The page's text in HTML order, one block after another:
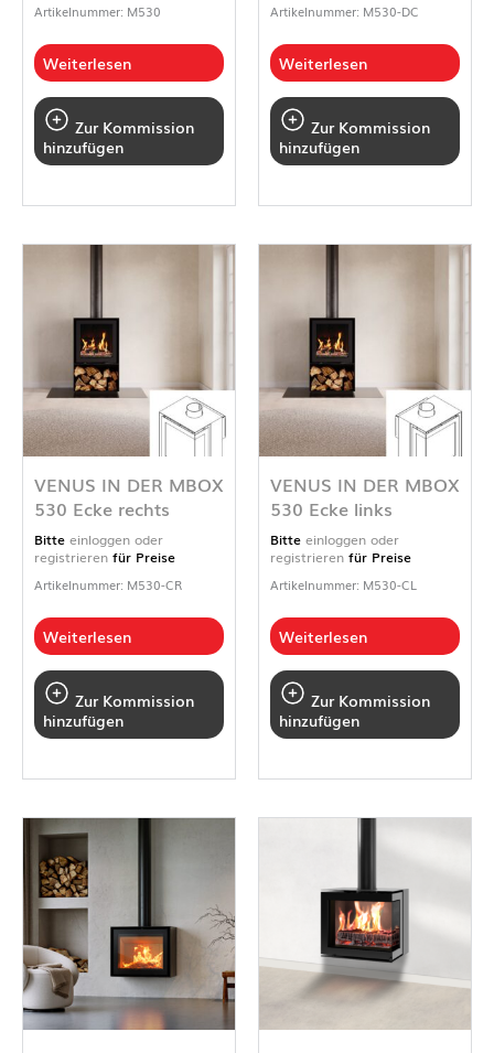
Artikelnummer: M530
Weiterlesen
Zur Kommission
hinzufügen
Artikelnummer: M530-DC
Weiterlesen
Zur Kommission
hinzufügen
VENUS IN DER MBOX
530 Ecke rechts
Bitte einloggen oder
registrieren für Preise
Artikelnummer: M530-CR
Weiterlesen
Zur Kommission
hinzufügen
VENUS IN DER MBOX
530 Ecke links
Bitte einloggen oder
registrieren für Preise
Artikelnummer: M530-CL
Weiterlesen
Zur Kommission
hinzufügen